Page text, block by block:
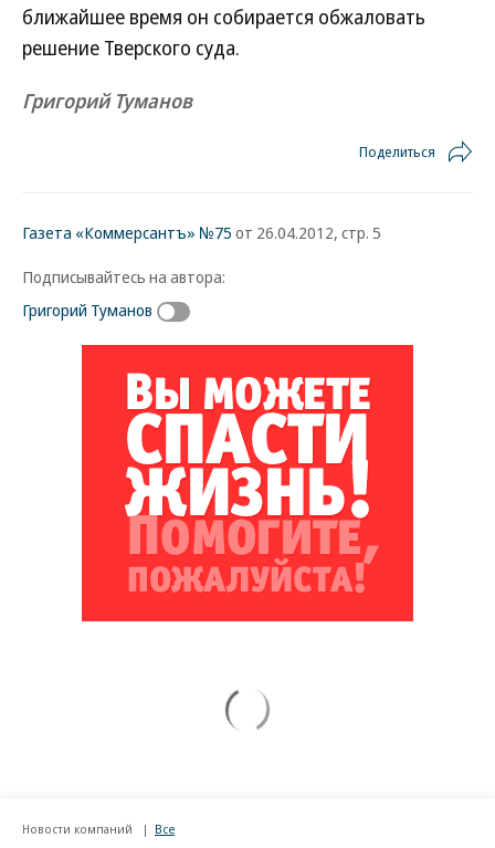
ближайшее время он собирается обжаловать
решение Тверского суда.
Григорий Туманов
Поделиться
Газета «Коммерсантъ» №75 от 26.04.2012, стр. 5
Подписывайтесь на автора:
Григорий Туманов
Новости компаний Все